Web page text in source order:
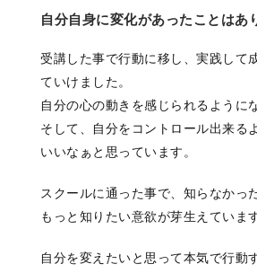
自分自身に変化があったことはあ
受講した事で行動に移し、実践して
ていけました。
自分の心の動きを感じられるように
そして、自分をコントロール出来る
いいなぁと思っています。
スクールに通った事で、知らなかっ
もっと知りたい意欲が芽生えています
自分を変えたいと思って本気で行動